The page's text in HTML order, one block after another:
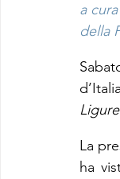
a
della
La
ha